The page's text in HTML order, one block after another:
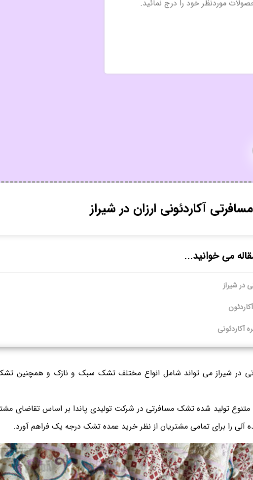
آکاردئونی ارزان در شیراز
می خوانید...
در شیراز
در شیراز می تواند شامل انواع مختلف تشک سبک و نازک و همچنین
متنوع تولید شده تشک مسافرتی در شرکت تولیدی پاندا بر اساس تقاضای
آلی را برای تمامی مشتریان از نظر خرید عمده تشک درجه یک فراهم آورد.